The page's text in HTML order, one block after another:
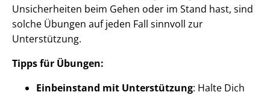
Unsicherheiten beim Gehen oder im Stand hast, sind
solche Übungen auf jeden Fall sinnvoll zur
Unterstützung.
Tipps für Übungen:
Einbeinstand mit Unterstützung: Halte Dich